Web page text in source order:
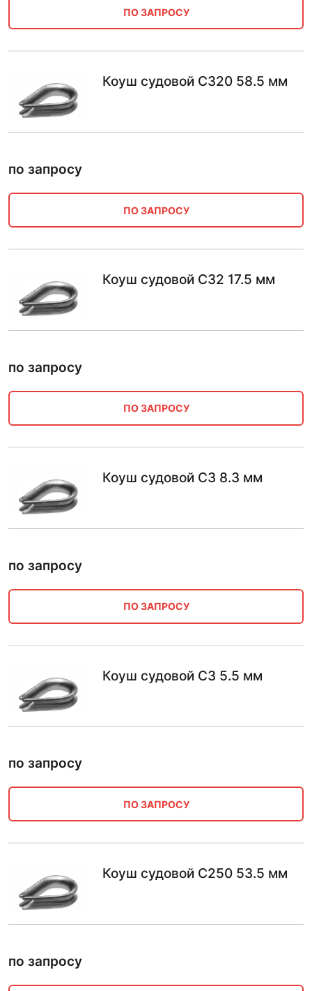
ПО ЗАПРОСУ
Коуш судовой С320 58.5 мм
по запросу
ПО ЗАПРОСУ
Коуш судовой С32 17.5 мм
по запросу
ПО ЗАПРОСУ
Коуш судовой С3 8.3 мм
по запросу
ПО ЗАПРОСУ
Коуш судовой С3 5.5 мм
по запросу
ПО ЗАПРОСУ
Коуш судовой С250 53.5 мм
по запросу